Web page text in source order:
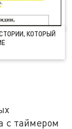
КОТОРЫЙ
с таймером